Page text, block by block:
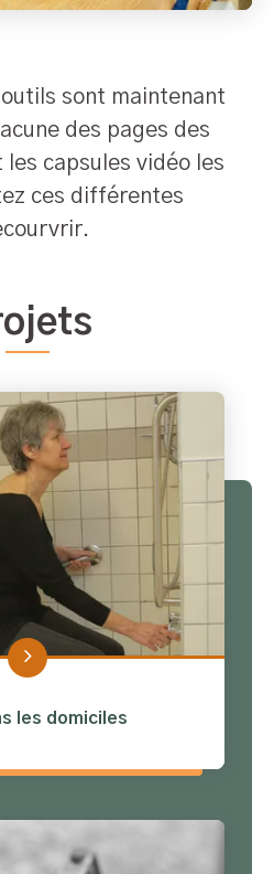
sont maintenant
des pages des
capsules vidéo les
ces différentes
les domiciles